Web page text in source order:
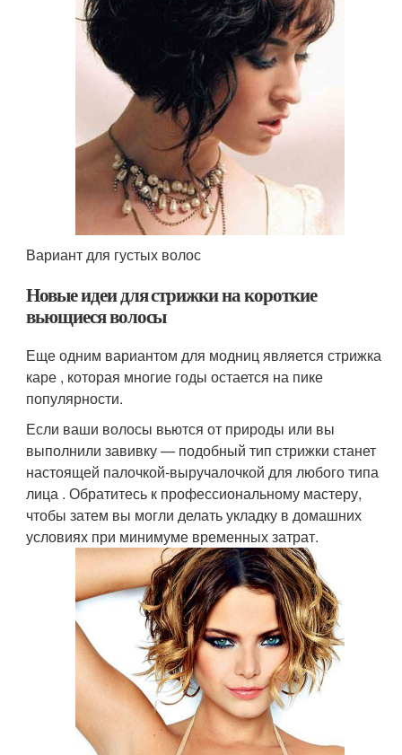
Вариант для густых волос
Новые идеи для стрижки на короткие
вьющиеся волосы
Еще одним вариантом для модниц является стрижка
каре , которая многие годы остается на пике
популярности.
Если ваши волосы вьются от природы или вы
выполнили завивку — подобный тип стрижки станет
настоящей палочкой-выручалочкой для любого типа
лица . Обратитесь к профессиональному мастеру,
чтобы затем вы могли делать укладку в домашних
условиях при минимуме временных затрат.